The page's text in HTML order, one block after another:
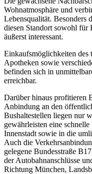
Wohnatmosphäre und
Lebensqualität. Besonders
diesen Standort sowohl für
äußerst interessant.
Einkaufsmöglichkeiten des
Apotheken sowie
befinden sich in
erreichbar.
Darüber hinaus profitieren
Anbindung an den
Bushaltestellen liegen nur
gewährleisten eine
Innenstadt sowie in die
Auch die
gelegene Bundesstraße
der Autobahnanschlüsse
Richtung München,